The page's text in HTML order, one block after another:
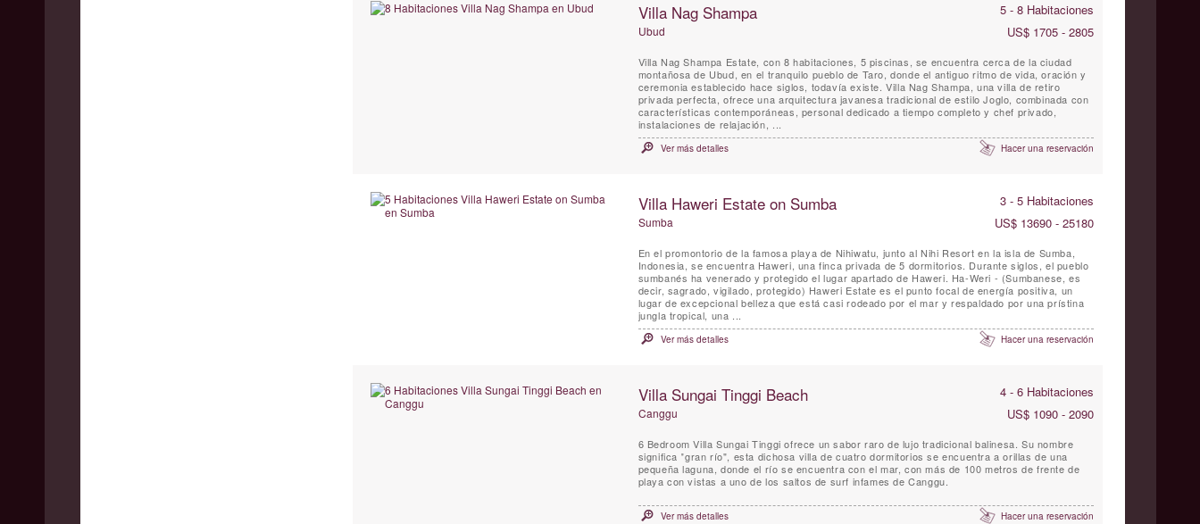
Villa Nag Shampa 5 - 8 Habitaciones
Ubud US$ 1705 - 2805
Villa Nag Shampa Estate, con 8 habitaciones, 5 piscinas, se encuentra cerca de la ciudad
montañosa de Ubud, en el tranquilo pueblo de Taro, donde el antiguo ritmo de vida, oración y
ceremonia establecido hace siglos, todavía existe. Villa Nag Shampa, una villa de retiro
privada perfecta, ofrece una arquitectura javanesa tradicional de estilo Joglo, combinada con
características contemporáneas, personal dedicado a tiempo completo y chef privado,
instalaciones de relajación, ...
Ver más detalles Hacer una reservación
Villa Haweri Estate on Sumba 3 - 5 Habitaciones
Sumba US$ 13690 - 25180
En el promontorio de la famosa playa de Nihiwatu, junto al Nihi Resort en la isla de Sumba,
Indonesia, se encuentra Haweri, una finca privada de 5 dormitorios. Durante siglos, el pueblo
sumbanés ha venerado y protegido el lugar apartado de Haweri. Ha-Weri - (Sumbanese, es
decir, sagrado, vigilado, protegido) Haweri Estate es el punto focal de energía positiva, un
lugar de excepcional belleza que está casi rodeado por el mar y respaldado por una prístina
jungla tropical, una ...
Ver más detalles Hacer una reservación
Villa Sungai Tinggi Beach 4 - 6 Habitaciones
Canggu US$ 1090 - 2090
6 Bedroom Villa Sungai Tinggi ofrece un sabor raro de lujo tradicional balinesa. Su nombre
significa "gran río", esta dichosa villa de cuatro dormitorios se encuentra a orillas de una
pequeña laguna, donde el río se encuentra con el mar, con más de 100 metros de frente de
playa con vistas a uno de los saltos de surf infames de Canggu.
Ver más detalles Hacer una reservación